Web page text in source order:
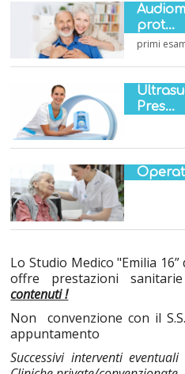
prot...
primi
Pres...
Lo Studio Medico "Emilia
offre prestazioni
contenuti !
Non convenzione con il
appuntamento
Successivi interventi